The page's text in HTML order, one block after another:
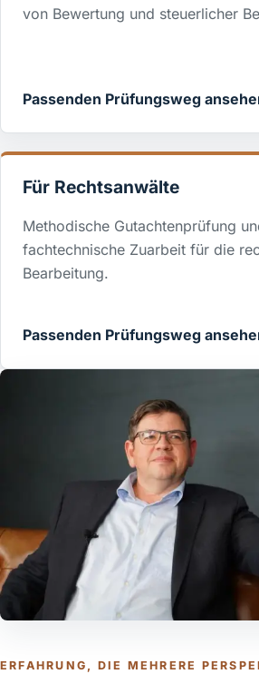
von Bewertung und steuerlicher
Passenden Prüfungsweg
Für Rechtsanwälte
Methodische Gutachtenprüfung
fachtechnische Zuarbeit für die
Bearbeitung.
Passenden Prüfungsweg
ERFAHRUNG, DIE MEHRERE